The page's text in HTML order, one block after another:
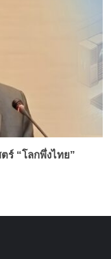
ร์ “โลกพึ่งไทย”